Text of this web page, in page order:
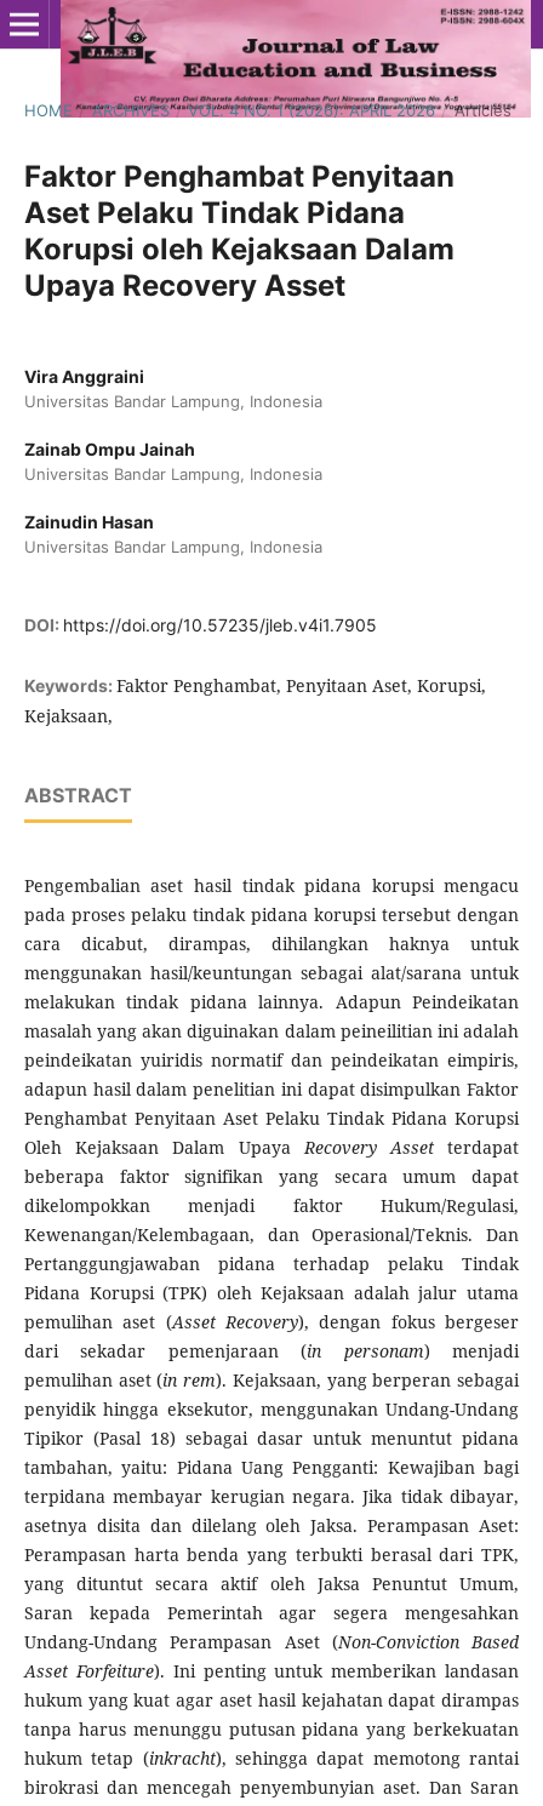
HOME / ARCHIVES / VOL. 4 NO. 1 (2026): APRIL 2026 / Articles
Faktor Penghambat Penyitaan
Aset Pelaku Tindak Pidana
Korupsi oleh Kejaksaan Dalam
Upaya Recovery Asset
Vira Anggraini
Universitas Bandar Lampung, Indonesia
Zainab Ompu Jainah
Universitas Bandar Lampung, Indonesia
Zainudin Hasan
Universitas Bandar Lampung, Indonesia
DOI: https://doi.org/10.57235/jleb.v4i1.7905
Keywords: Faktor Penghambat, Penyitaan Aset, Korupsi,
Kejaksaan,
ABSTRACT
Pengembalian aset hasil tindak pidana korupsi mengacu
pada proses pelaku tindak pidana korupsi tersebut dengan
cara dicabut, dirampas, dihilangkan haknya untuk
menggunakan hasil/keuntungan sebagai alat/sarana untuk
melakukan tindak pidana lainnya. Adapun Peindeikatan
masalah yang akan diguinakan dalam peineilitian ini adalah
peindeikatan yuiridis normatif dan peindeikatan eimpiris,
adapun hasil dalam penelitian ini dapat disimpulkan Faktor
Penghambat Penyitaan Aset Pelaku Tindak Pidana Korupsi
Oleh Kejaksaan Dalam UpayaRecovery Assetterdapat
beberapa faktor signifikan yang secara umum dapat
dikelompokkan menjadi faktor Hukum/Regulasi,
Kewenangan/Kelembagaan, dan Operasional/Teknis. Dan
Pertanggungjawaban pidana terhadap pelaku Tindak
Pidana Korupsi (TPK) oleh Kejaksaan adalah jalur utama
pemulihan aset (Asset Recovery), dengan fokus bergeser
dari sekadar pemenjaraan (in personam) menjadi
pemulihan aset (in rem). Kejaksaan, yang berperan sebagai
penyidik hingga eksekutor, menggunakan Undang-Undang
Tipikor (Pasal 18) sebagai dasar untuk menuntut pidana
tambahan, yaitu: Pidana Uang Pengganti: Kewajiban bagi
terpidana membayar kerugian negara. Jika tidak dibayar,
asetnya disita dan dilelang oleh Jaksa. Perampasan Aset:
Perampasan harta benda yang terbukti berasal dari TPK,
yang dituntut secara aktif oleh Jaksa Penuntut Umum,
Saran kepada Pemerintah agar segera mengesahkan
Undang-Undang Perampasan Aset (Non-Conviction Based
Asset Forfeiture). Ini penting untuk memberikan landasan
hukum yang kuat agar aset hasil kejahatan dapat dirampas
tanpa harus menunggu putusan pidana yang berkekuatan
hukum tetap (inkracht), sehingga dapat memotong rantai
birokrasi dan mencegah penyembunyian aset. Dan Saran